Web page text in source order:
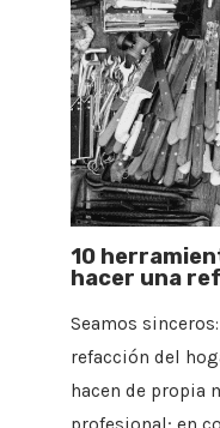
10
hacer una
Seamos
refacción del
hacen de propia